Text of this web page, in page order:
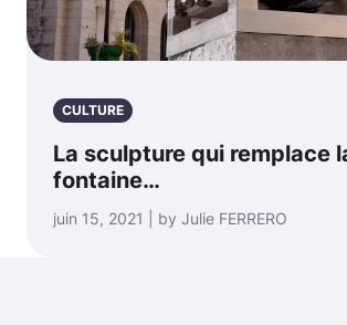
CULTURE
La sculpture qui remplace
fontaine…
juin 15, 2021 | by Julie FERRERO